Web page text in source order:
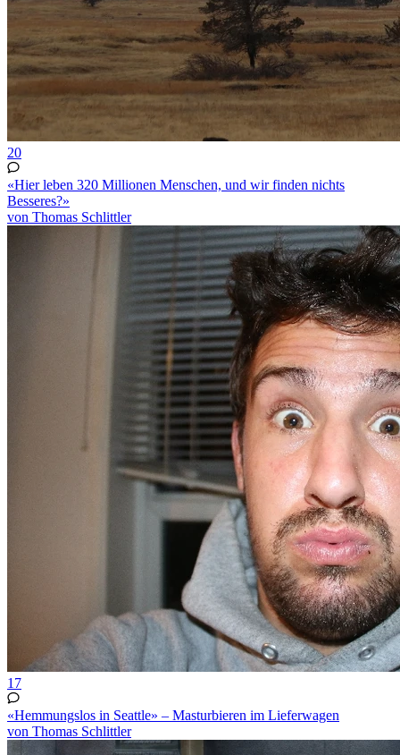
20
«Hier leben 320 Millionen Menschen, und wir finden nichts
Besseres?»
von Thomas Schlittler
17
«Hemmungslos in Seattle» – Masturbieren im Lieferwagen
von Thomas Schlittler